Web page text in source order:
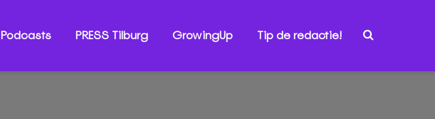
Podcasts PRESS Tilburg GrowingUp Tip de redactie!